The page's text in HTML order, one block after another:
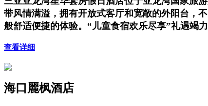
带风情满溢，拥有开放式客厅和宽敞的外阳台，
般舒适便捷的体验。“儿童食宿欢乐尽享”礼遇竭
查看详细
海口麗枫酒店